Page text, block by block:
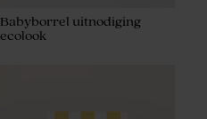
Babyborrel uitnodiging
ecolook